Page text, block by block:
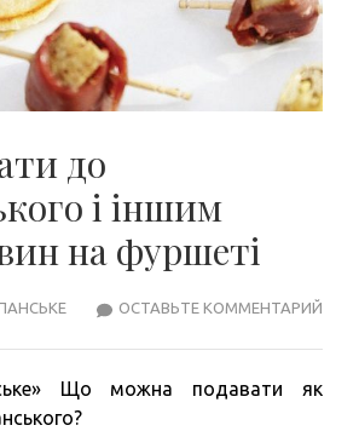
до
і іншим
на фуршеті
ОСТАВЬТЕ КОММЕНТАРИЙ
Що можна подавати як